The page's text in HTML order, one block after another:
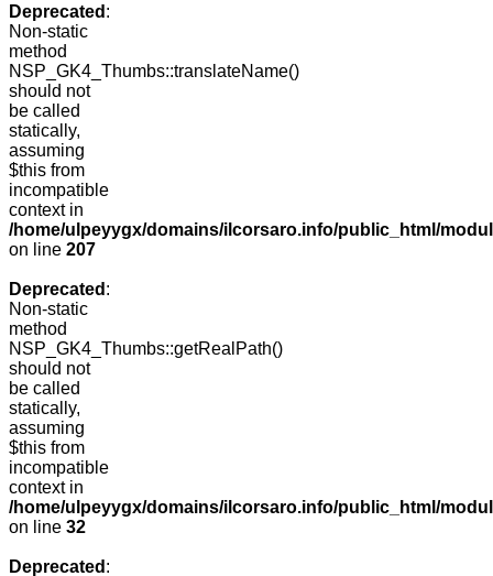
Deprecated :
Non-static
method
NSP_GK4_Thumbs::translateName()
should not
be called
statically,
assuming
$this from
incompatible
context in
/home/ulpeyygx/domains/ilcorsaro.info/public_html/
on line 207
Deprecated :
Non-static
method
NSP_GK4_Thumbs::getRealPath()
should not
be called
statically,
assuming
$this from
incompatible
context in
/home/ulpeyygx/domains/ilcorsaro.info/public_html/
on line 32
Deprecated :